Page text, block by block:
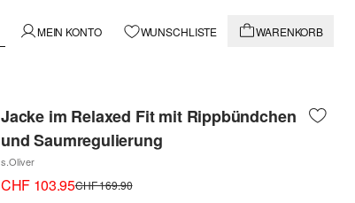
MEIN KONTO WUNSCHLISTE WARENKORB
Jacke im Relaxed Fit mit Rippbündchen
und Saumregulierung
s.Oliver
CHF 103.95CHF 169.90